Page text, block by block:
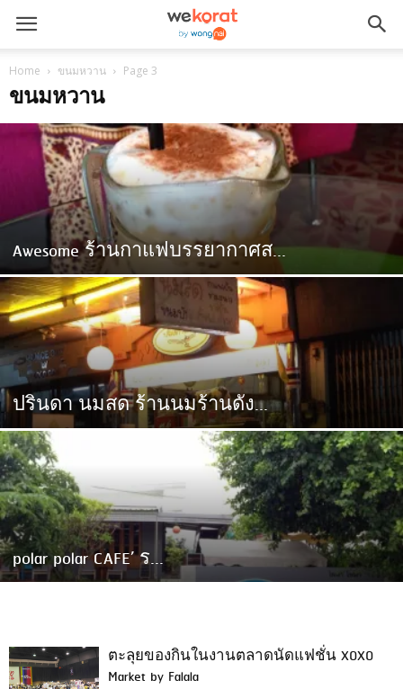
Home ขนมหวาน Page 3
ขนมหวาน
Awesome ร้านกาแฟบรรยากาศส...
ปรินดา นมสด ร้านนมร้านดัง...
polar polar CAFE’ ร...
ตะลุยของกินในงานตลาดนัดแฟชั่น XOXO
Market by Falala